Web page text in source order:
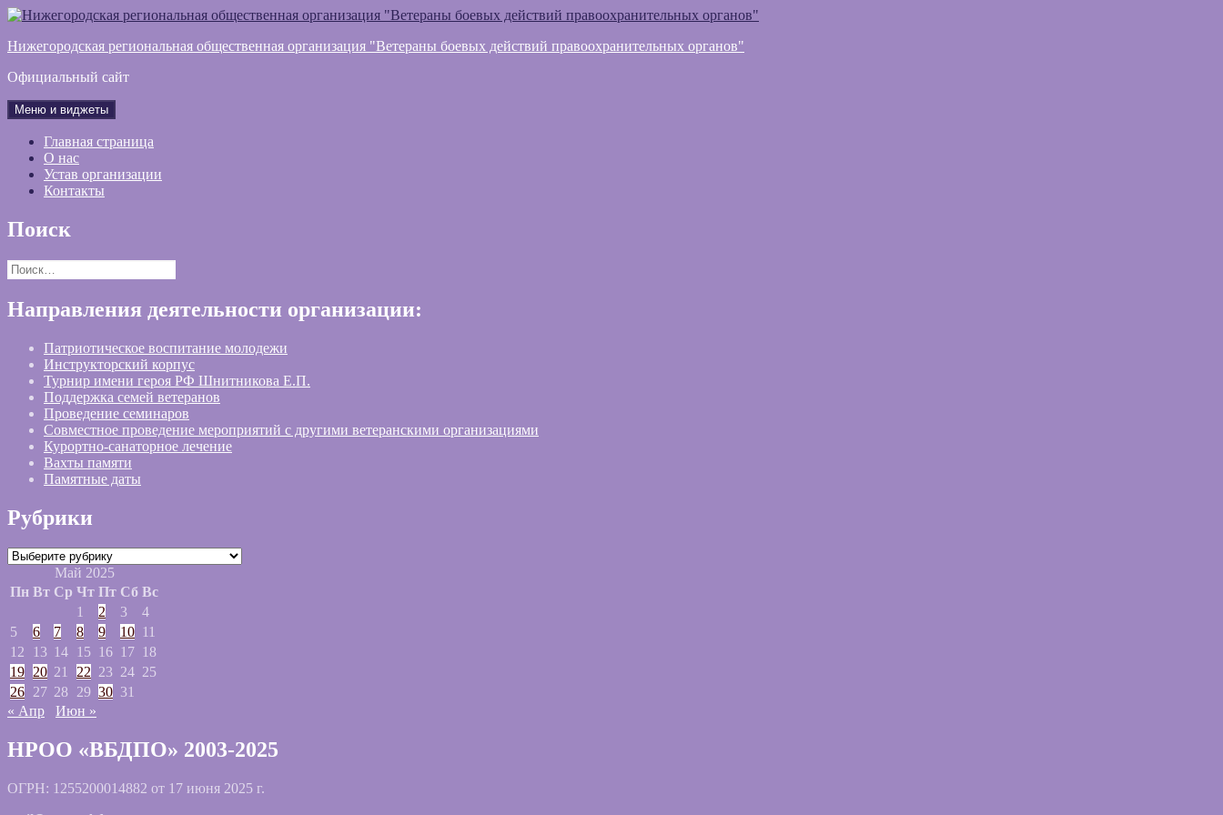
Перейти
содержимому
Нижегородская региональная общественная организация "Ветераны боевых действий правоохранительных органов"
Официальный сайт
Меню и виджеты
Главная страница
О нас
Устав организации
Контакты
Поиск
Найти:
Направления деятельности организации:
Патриотическое воспитание молодежи
Инструкторский корпус
Турнир имени героя РФ Шнитникова Е.П.
Поддержка семей ветеранов
Проведение семинаров
Совместное проведение мероприятий с другими ветеранскими организациями
Курортно-санаторное лечение
Вахты памяти
Памятные даты
Рубрики
Рубрики
Май 2025
Пн Вт Ср Чт Пт Сб Вс
1
2 3
4
5
6 7 8 9 10 11
12
13 14 15 16 17 18
19 20 21 22 23 24 25
26 27 28 29 30 31
« Апр
Июн »
НРОО «ВБДПО» 2003-2025
ОГРН: 1255200014882 от 17 июня 2025 г.